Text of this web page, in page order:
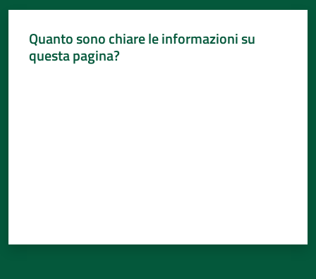
Quanto sono chiare le informazioni su
questa pagina?